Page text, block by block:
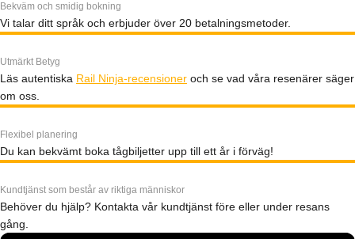
Bekväm och smidig bokning
Vi talar ditt språk och erbjuder över 20 betalningsmetoder.
Utmärkt Betyg
Läs autentiska Rail Ninja-recensioner och se vad våra resenärer säger
om oss.
Flexibel planering
Du kan bekvämt boka tågbiljetter upp till ett år i förväg!
Kundtjänst som består av riktiga människor
Behöver du hjälp? Kontakta vår kundtjänst före eller under resans
gång.